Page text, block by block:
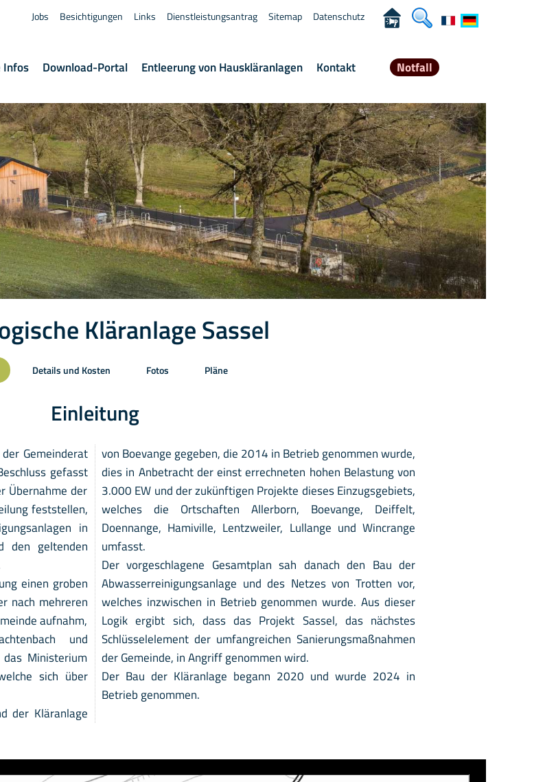
Infos Download-Portal Entleerung von Hauskläranlagen Kontakt Notfall
Jobs Besichtigungen Links Dienstleistungsantrag Sitemap Datenschutz
Kläranlage Sassel
Details und Kosten Fotos Pläne
Einleitung
Gemeinderat
gefasst
Übernahme der
feststellen,
in
den geltenden
einen groben
nach mehreren
aufnahm,
und
Ministerium
sich über
der Kläranlage
von Boevange gegeben, die 2014 in Betrieb genommen wurde,
dies in Anbetracht der einst errechneten hohen Belastung von
3.000 EW und der zukünftigen Projekte dieses Einzugsgebiets,
welches die Ortschaften Allerborn, Boevange, Deiffelt,
Doennange, Hamiville, Lentzweiler, Lullange und Wincrange
umfasst.
Der vorgeschlagene Gesamtplan sah danach den Bau der
Abwasserreinigungsanlage und des Netzes von Trotten vor,
welches inzwischen in Betrieb genommen wurde. Aus dieser
Logik ergibt sich, dass das Projekt Sassel, das nächstes
Schlüsselelement der umfangreichen Sanierungsmaßnahmen
der Gemeinde, in Angriff genommen wird.
Der Bau der Kläranlage begann 2020 und wurde 2024 in
Betrieb genommen.